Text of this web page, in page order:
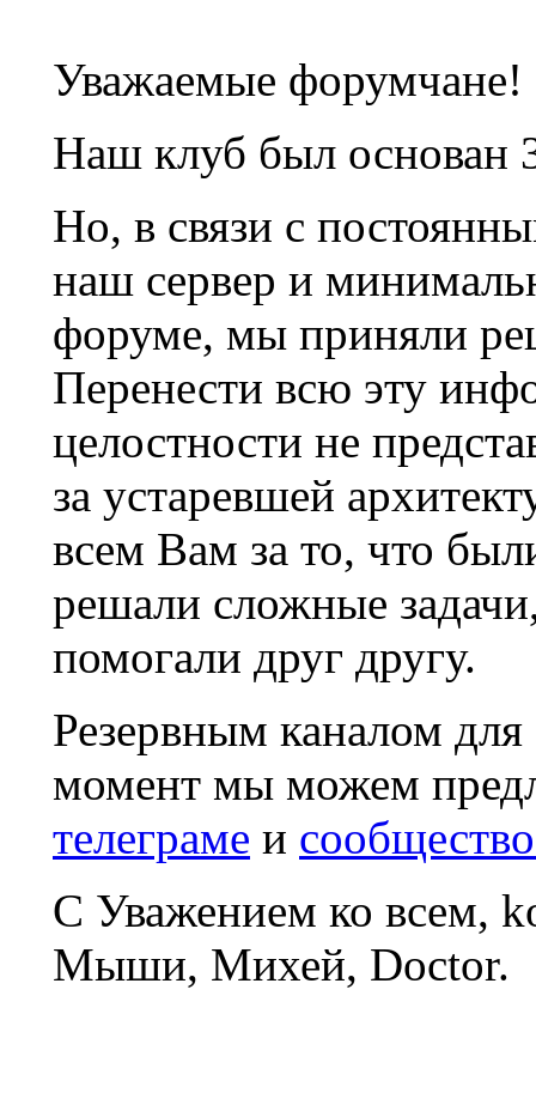
Уважаемые форумчане!
Наш клуб был основан
Но, в связи с
наш сервер и
форуме, мы приняли
Перенести всю эту
целостности не
за устаревшей
всем Вам за то, что
решали сложные
помогали друг другу.
Резервным каналом
момент мы можем
телеграме и
С Уважением ко всем,
Мыши, Михей, Doctor.